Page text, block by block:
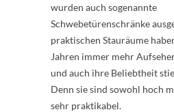
wurden auch sogenannte
Schwebetürenschränke
praktischen Stauräume
Jahren immer mehr
und auch ihre Beliebtheit
Denn sie sind sowohl hoch
sehr praktikabel.